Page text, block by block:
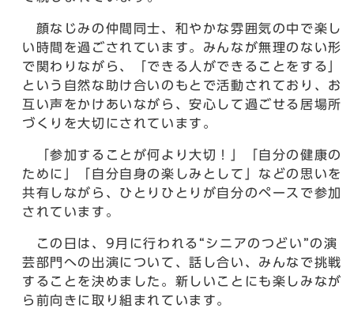
顔なじみの仲間同士、和やかな雰囲気の中で楽し
い時間を過ごされています。みんなが無理のない形
で関わりながら、「できる人ができることをする」
という自然な助け合いのもとで活動されており、お
互い声をかけあいながら、安心して過ごせる居場所
づくりを大切にされています。
「参加することが何より大切！」「自分の健康の
ために」「自分自身の楽しみとして」などの思いを
共有しながら、ひとりひとりが自分のペースで参加
されています。
この日は、9月に行われる“シニアのつどい”の演
芸部門への出演について、話し合い、みんなで挑戦
することを決めました。新しいことにも楽しみなが
ら前向きに取り組まれています。